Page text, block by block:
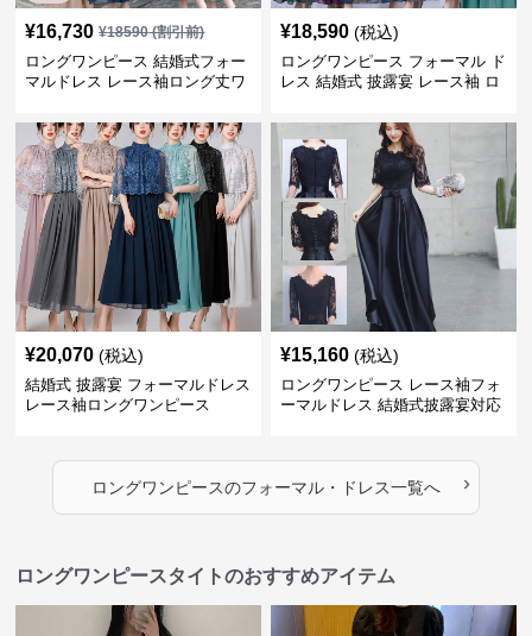
¥16,730 ¥18590(割引前)
ロングワンピース 結婚式フォー
マルドレス レース袖ロング丈ワ
¥18,590 (税込)
ロングワンピース フォーマル ド
レス 結婚式 披露宴 レース袖 ロ
¥20,070 (税込)
結婚式 披露宴 フォーマルドレス
レース袖ロングワンピース
¥15,160 (税込)
ロングワンピース レース袖フォ
ーマルドレス 結婚式披露宴対応
ロングワンピースのフォーマル・ドレス一覧へ ›
ロングワンピースタイトのおすすめアイテム